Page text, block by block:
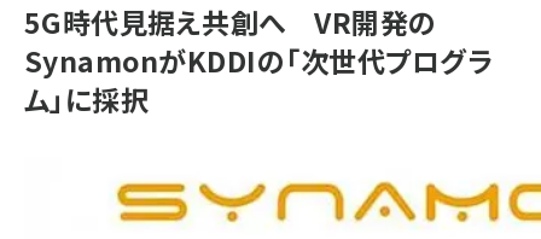
5G時代見据え共創へ VR開発の
SynamonがKDDIの「次世代プログラ
ム」に採択